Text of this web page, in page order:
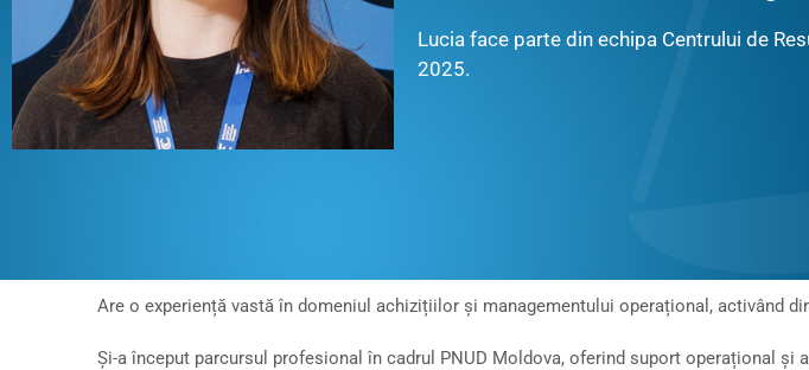
Lucia face parte din echipa Centrului de
2025.
Are o experiență vastă în domeniul achizițiilor și managementului operațional, activând
Și-a început parcursul profesional în cadrul PNUD Moldova, oferind suport operațional